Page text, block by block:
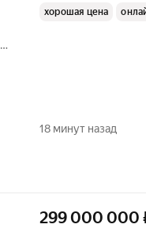
хорошая цена
18 минут назад
299 000 000